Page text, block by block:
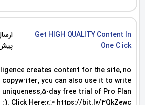
Get HIGH QUALITY Content In
One Click
creates content for the site, no
copywriter, you can also use it to write
uniqueness,5-day free trial of Pro Plan
:). Click Here:👉 https://bit.ly/3QkZewc